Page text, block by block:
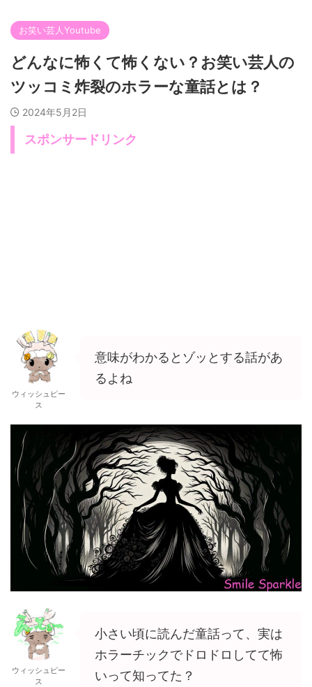
お笑い芸人Youtube
どんなに怖くて怖くない？お笑い芸人の
ツッコミ炸裂のホラーな童話とは？
2024年5月2日
スポンサードリンク
ウィッシュピー
ス
意味がわかるとゾッとする話があ
るよね
ウィッシュピー
ス
小さい頃に読んだ童話って、実は
ホラーチックでドロドロしてて怖
いって知ってた？